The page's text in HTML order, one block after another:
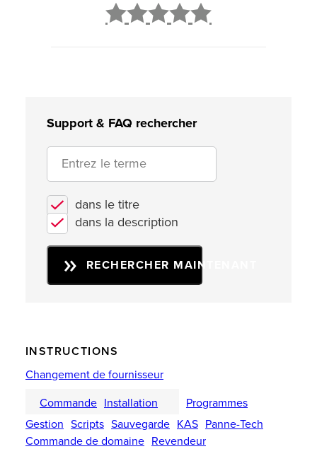
Support & FAQ rechercher
dans le titre
dans la description
RECHERCHER MAINTENANT
INSTRUCTIONS
Changement de fournisseur
Commande Installation
Programmes
Gestion Scripts Sauvegarde KAS Panne-Tech
Commande de domaine Revendeur